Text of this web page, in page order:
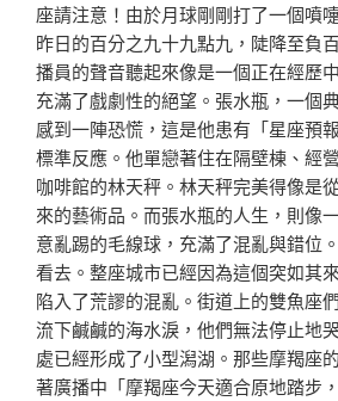
座請注意！由於月球剛剛打了一個噴
昨日的百分之九十九點九，陡降至負
播員的聲音聽起來像是一個正在經歷
充滿了戲劇性的絕望。張水瓶，一個
感到一陣恐慌，這是他患有「星座預
標準反應。他單戀著住在隔壁棟、經
咖啡館的林天秤。林天秤完美得像是
來的藝術品。而張水瓶的人生，則像
意亂踢的毛線球，充滿了混亂與錯位
看去。整座城市已經因為這個突如其
陷入了荒謬的混亂。街道上的雙魚座
流下鹹鹹的海水淚，他們無法停止地
處已經形成了小型潟湖。那些摩羯座
著廣播中「摩羯座今天適合原地踏步